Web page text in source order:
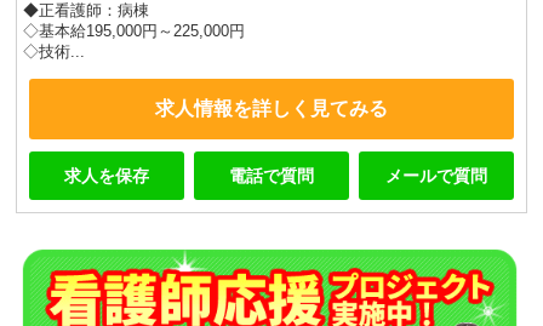
◆正看護師：病棟
◇基本給195,000円～225,000円
◇技術...
求人情報を詳しく見てみる
求人を保存 電話で質問 メールで質問